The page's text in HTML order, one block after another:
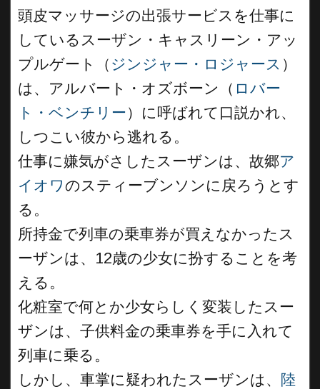
頭皮マッサージの出張サービスを仕事に
しているスーザン・キャスリーン・アッ
プルゲート（ ジンジャー・ロジャース ）
は、アルバート・オズボーン（ ロバー
ト・ベンチリー）に呼ばれて口説かれ、
しつこい彼から逃れる。
仕事に嫌気がさしたスーザンは、故郷ア
イオワのスティーブンソンに戻ろうとす
る。
所持金で列車の乗車券が買えなかったス
ーザンは、12歳の少女に扮することを考
える。
化粧室で何とか少女らしく変装したスー
ザンは、子供料金の乗車券を手に入れて
列車に乗る。
しかし、車掌に疑われたスーザンは、 陸